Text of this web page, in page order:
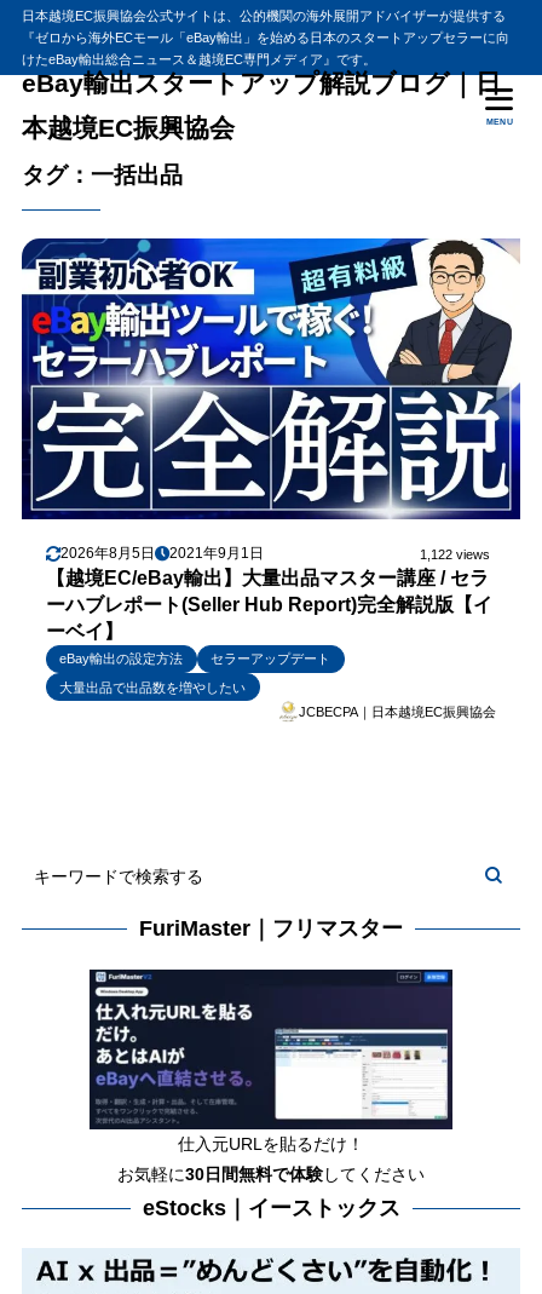
日本越境EC振興協会公式サイトは、公的機関の海外展開アドバイザーが提供する
『ゼロから海外ECモール「eBay輸出」を始める日本のスタートアップセラーに向
けたeBay輸出総合ニュース＆越境EC専門メディア』です。
eBay輸出スタートアップ解説ブログ｜日
本越境EC振興協会
MENU
タグ：一括出品
2026年8月5日 2021年9月1日 1,122 views
【越境EC/eBay輸出】大量出品マスター講座 / セラ
ーハブレポート(Seller Hub Report)完全解説版【イ
ーベイ】
eBay輸出の設定方法
セラーアップデート
大量出品で出品数を増やしたい
JCBECPA｜日本越境EC振興協会
FuriMaster｜フリマスター
仕入元URLを貼るだけ！
お気軽に30日間無料で体験してください
eStocks｜イーストックス